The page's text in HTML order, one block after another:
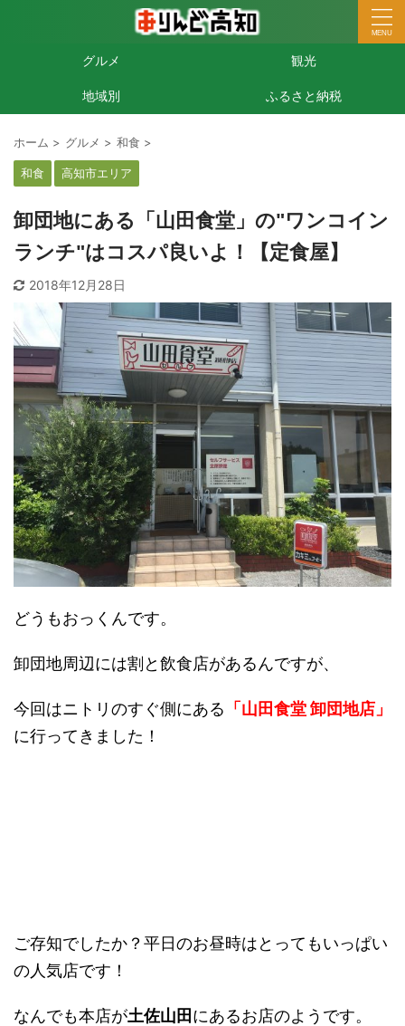
グルメ 観光
地域別 ふるさと納税
ホーム > グルメ > 和食 >
和食 高知市エリア
卸団地にある「山田食堂」の"ワンコイン
ランチ"はコスパ良いよ！【定食屋】
2018年12月28日
どうもおっくんです。
卸団地周辺には割と飲食店があるんですが、
今回はニトリのすぐ側にある 「山田食堂 卸団地店」
に行ってきました！
ご存知でしたか？平日のお昼時はとってもいっぱい
の人気店です！
なんでも本店が土佐山田にあるお店のようです。